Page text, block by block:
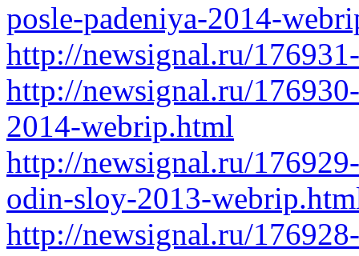
posle-padeniya-2014-
http://newsignal.ru/
http://newsignal.ru/
2014-webrip.html
http://newsignal.ru/
odin-sloy-2013-
http://newsignal.ru/